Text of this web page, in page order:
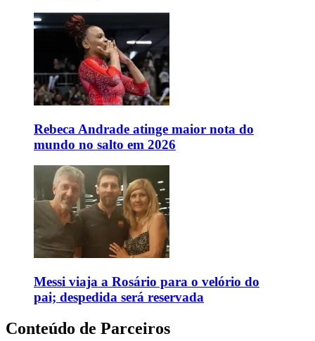
Rebeca Andrade atinge maior nota do
mundo no salto em 2026
Messi viaja a Rosário para o velório do
pai; despedida será reservada
Conteúdo de Parceiros